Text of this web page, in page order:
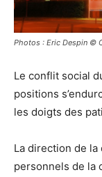
Photos : Eric Despin ©
Le conflit social
positions
les doigts des
La direction de
personnels de la